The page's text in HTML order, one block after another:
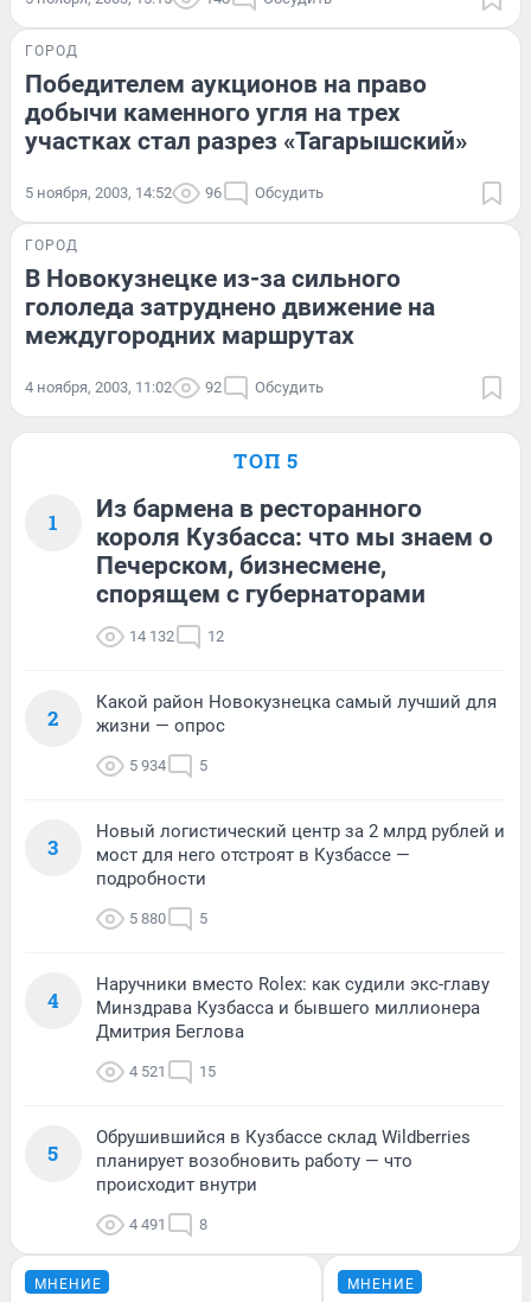
ГОРОД
Победителем аукционов на право
добычи каменного угля на трех
участках стал разрез «Тагарышский»
5 ноября, 2003, 14:52 96 Обсудить
ГОРОД
В Новокузнецке из-за сильного
гололеда затруднено движение на
междугородних маршрутах
4 ноября, 2003, 11:02 92 Обсудить
ТОП 5
1
Из бармена в ресторанного
короля Кузбасса: что мы знаем о
Печерском, бизнесмене,
спорящем с губернаторами
14 132 12
2
Какой район Новокузнецка самый лучший для
жизни — опрос
5 934 5
3
Новый логистический центр за 2 млрд рублей и
мост для него отстроят в Кузбассе —
подробности
5 880 5
4
Наручники вместо Rolex: как судили экс-главу
Минздрава Кузбасса и бывшего миллионера
Дмитрия Беглова
4 521 15
5
Обрушившийся в Кузбассе склад Wildberries
планирует возобновить работу — что
происходит внутри
4 491 8
МНЕНИЕ МНЕНИЕ